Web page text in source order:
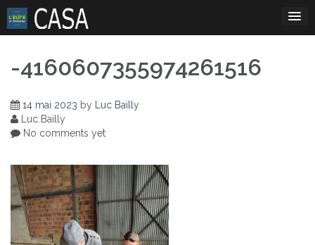
Skip
content
-4160607355974261516
14 mai 2023 by Luc Bailly
Luc Bailly
No comments yet